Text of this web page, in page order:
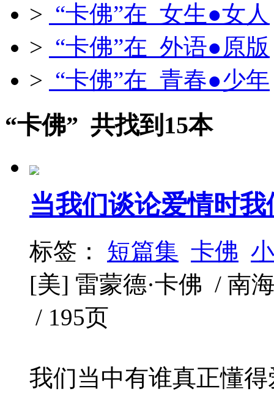
> “卡佛”在 女生●女人
> “卡佛”在 外语●原版
> “卡佛”在 青春●少年
“卡佛” 共找到15本
当我们谈论爱情时
标签： 短篇集 卡佛
[美] 雷蒙德·卡佛 / 南
/ 195页
我们当中有谁真正懂